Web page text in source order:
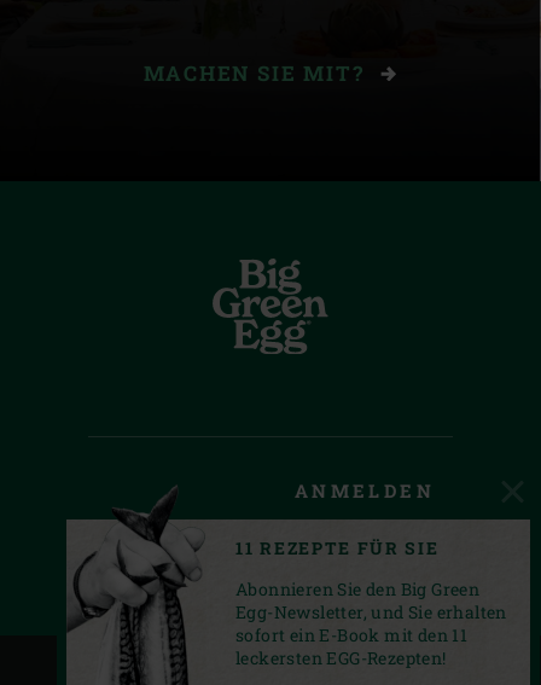
MACHEN SIE MIT?
FACEBOOKYOUTUBEINSTAGRAM
PRIVACY STATEMENT
© 2026 Big Green Egg.
ANMELDEN
11 REZEPTE FÜR SIE
Abonnieren Sie den Big Green
Egg-Newsletter, und Sie erhalten
sofort ein E-Book mit den 11
leckersten EGG-Rezepten!